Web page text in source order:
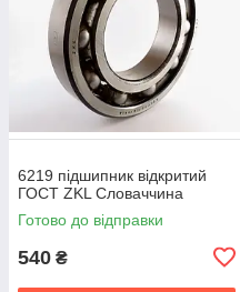
6219 підшипник відкритий
ГОСТ ZKL Словаччина
Готово до відправки
540 ₴